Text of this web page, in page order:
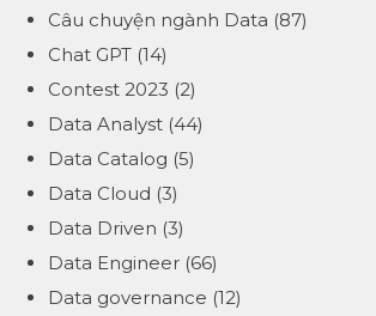
Câu chuyện ngành Data (87)
Chat GPT (14)
Contest 2023 (2)
Data Analyst (44)
Data Catalog (5)
Data Cloud (3)
Data Driven (3)
Data Engineer (66)
Data governance (12)